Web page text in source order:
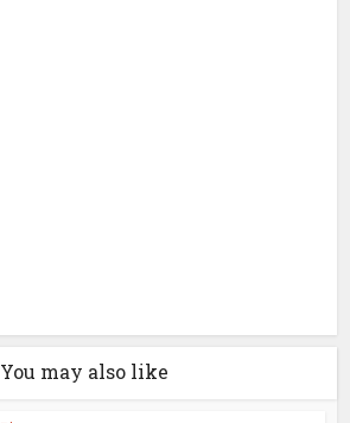
You may also like